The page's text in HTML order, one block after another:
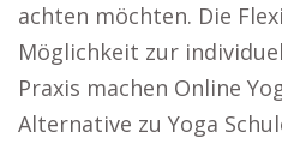
achten möchten. Die
Möglichkeit zur
Praxis machen Online
Alternative zu Yoga